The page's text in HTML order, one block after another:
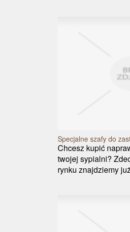
Specjalne szafy do
Chcesz kupić
twojej sypialni?
rynku znajdziemy